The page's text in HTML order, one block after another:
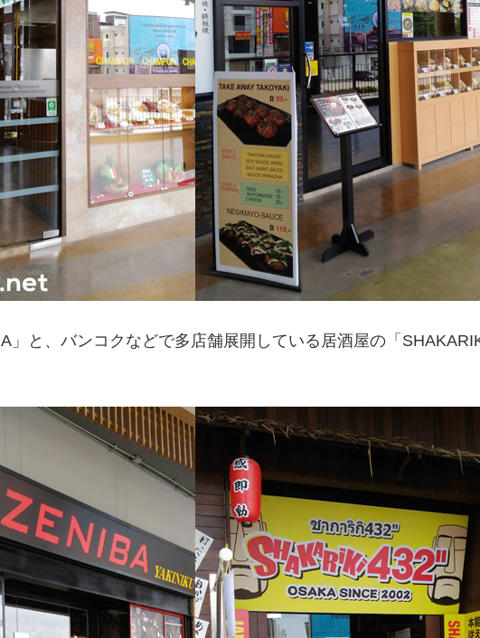
」と、バンコクなどで多店舗展開している居酒屋の「